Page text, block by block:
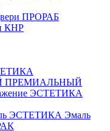
ПРОРАБ
КНР
ПРЕМИАЛЬНЫЙ
ЭСТЕТИКА
ЭСТЕТИКА Эмаль